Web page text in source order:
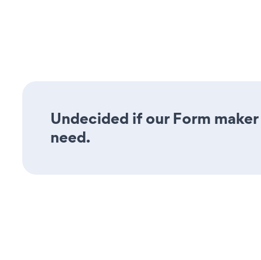
Undecided if our Form
need.